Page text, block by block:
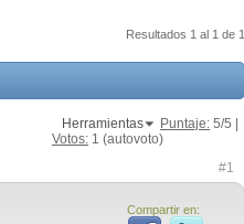
Resultados 1 al 1 de 1
Herramientas Puntaje: 5/5 |
Votos: 1 (autovoto)
#1
Compartir en: